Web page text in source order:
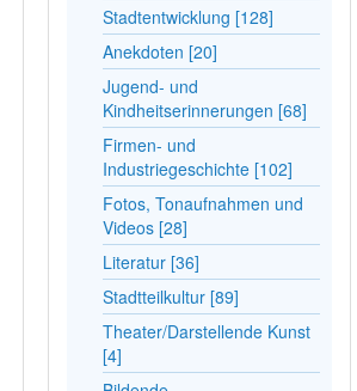
Stadtentwicklung [128]
Anekdoten [20]
Jugend- und
Kindheitserinnerungen [68]
Firmen- und
Industriegeschichte [102]
Fotos, Tonaufnahmen und
Videos [28]
Literatur [36]
Stadtteilkultur [89]
Theater/Darstellende Kunst
[4]